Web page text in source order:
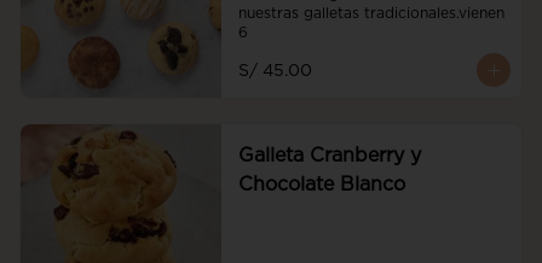
nuestras galletas tradicionales.vienen
6
S/ 45.00
Galleta Cranberry y
Chocolate Blanco